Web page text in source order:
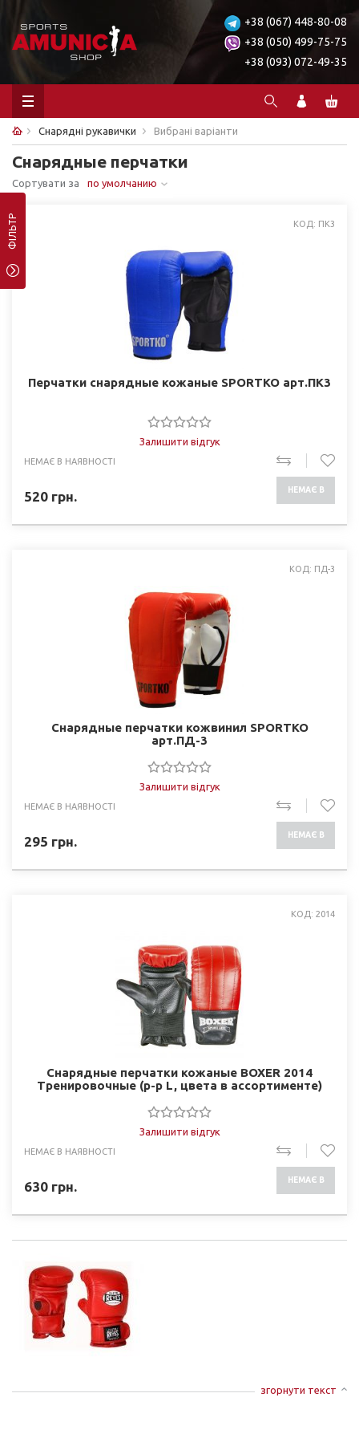
+38 (067) 448-80-08
+38 (050) 499-75-75
+38 (093) 072-49-35
Снарядні рукавички Вибрані варіанти
Снарядные перчатки
Сортувати за по умолчанию
ФІЛЬТР КОД: ПК3
Перчатки снарядные кожаные SPORTKO арт.ПК3
Залишити відгук
НЕМАЄ В НАЯВНОСТІ
520 грн. НЕМАЄ В
КОД: ПД-3
Снарядные перчатки кожвинил SPORTKO
арт.ПД-3
Залишити відгук
НЕМАЄ В НАЯВНОСТІ
295 грн. НЕМАЄ В
КОД: 2014
Снарядные перчатки кожаные BOXER 2014
Тренировочные (р-р L, цвета в ассортименте)
Залишити відгук
НЕМАЄ В НАЯВНОСТІ
630 грн. НЕМАЄ В
згорнути текст